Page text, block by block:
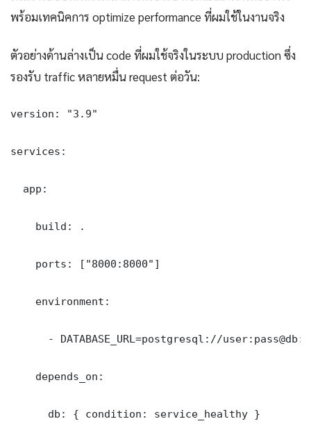
พร้อมเทคนิคการ optimize performance ที่ผมใช้ในงานจริง
ตัวอย่างด้านล่างเป็น code ที่ผมใช้จริงในระบบ production ซึ่ง
รองรับ traffic หลายหมื่น request ต่อวัน:
version: "3.9"
services:
  app:
    build: .
    ports: ["8000:8000"]
    environment:
- DATABASE_URL=postgresql://
    depends_on:
      db: { condition: service_healthy }